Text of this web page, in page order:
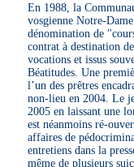
En 1988, la
vosgienne Notre-
dénomination de
contrat à destination
vocations et issus
Béatitudes. Une
l’un des prêtres
non-lieu en 2004. Le
2005 en laissant une
est néanmoins ré-
affaires de
entretiens dans la
même de plusieurs